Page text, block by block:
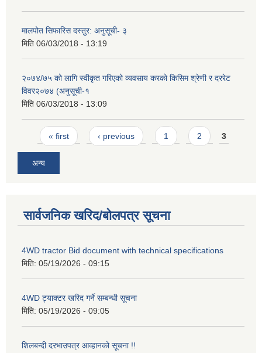
मालपोत सिफारिस दस्तुर: अनुसूची- ३
मिति 06/03/2018 - 13:19
२०७४/७५ को लागि स्वीकृत गरिएको व्यवसाय करको किसिम श्रेणी र दररेट
विवर२०७४ (अनुसूची-१
मिति 06/03/2018 - 13:09
Pages
« first ‹ previous 1 2 3
अन्य
सार्वजनिक खरिद/बोलपत्र सूचना
4WD tractor Bid document with technical specifications
मिति: 05/19/2026 - 09:15
4WD ट्याक्टर खरिद गर्ने सम्बन्धी सूचना
मिति: 05/19/2026 - 09:05
शिलबन्दी दरभाउपत्र आव्हानको सूचना !!